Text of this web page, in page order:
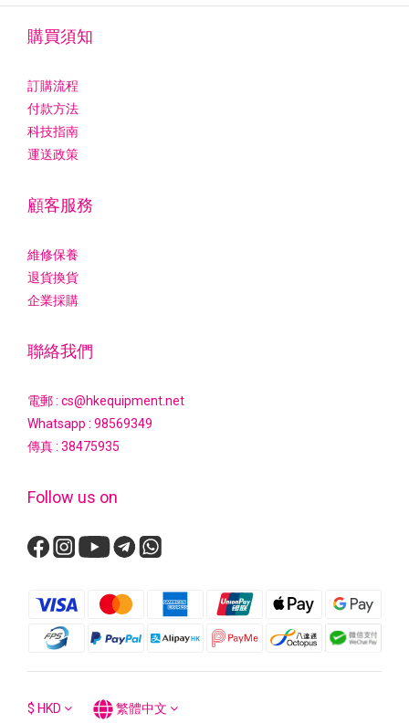
購買須知
訂購流程
付款方法
科技指南
運送政策
顧客服務
維修保養
退貨換貨
企業採購
聯絡我們
電郵 : cs@hkequipment.net
Whatsapp : 98569349
傳真 : 38475935
Follow us on
$ HKD 繁體中文